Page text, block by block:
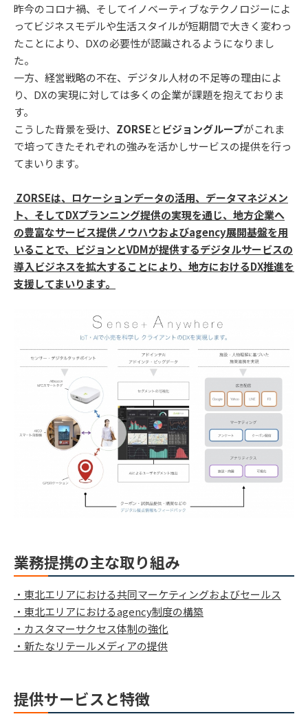
昨今のコロナ禍、そしてイノベーティブなテクノロジーによ
ってビジネスモデルや生活スタイルが短期間で大きく変わっ
たことにより、DXの必要性が認識されるようになりまし
た。
一方、経営戦略の不在、デジタル人材の不足等の理由によ
り、DXの実現に対しては多くの企業が課題を抱えておりま
す。
こうした背景を受け、 ZORSEとビジョングループがこれま
で培ってきたそれぞれの強みを活かしサービスの提供を行っ
てまいります。
ZORSEは、ロケーションデータの活用、データマネジメン
ト、そしてDXプランニング提供の実現を通じ、地方企業へ
の豊富なサービス提供ノウハウおよびagency展開基盤を用
いることで、ビジョンとVDMが提供するデジタルサービスの
導入ビジネスを拡大することにより、地方におけるDX推進を
支援してまいります。
業務提携の主な取り組み
・東北エリアにおける共同マーケティングおよびセールス
・東北エリアにおけるagency制度の構築
・カスタマーサクセス体制の強化
・新たなリテールメディアの提供
提供サービスと特徴